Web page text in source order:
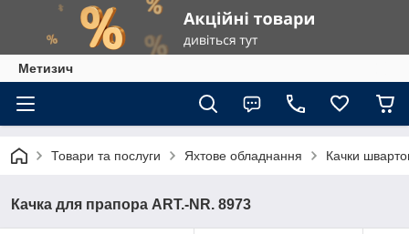
Метизич
Товари та послуги Яхтове обладнання Качки
Качка для прапора ART.-NR. 8973